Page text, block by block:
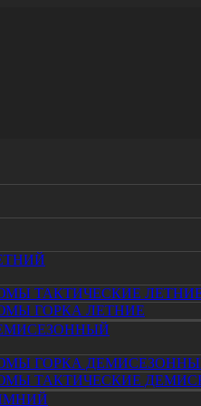
ТАКТИЧЕСКИЕ
ГОРКА ЛЕТНИЕ
ГОРКА
ТАКТИЧЕСКИЕ